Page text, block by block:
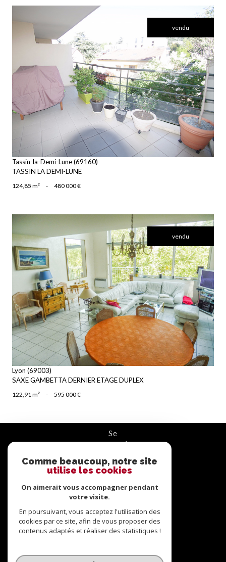
vendu
voir le bien
Tassin-la-Demi-Lune (69160)
TASSIN LA DEMI-LUNE
124,85 m² - 480 000 €
vendu
voir le bien
Lyon (69003)
SAXE GAMBETTA DERNIER ETAGE DUPLEX
122,91 m² - 595 000 €
se
connecter
ESPACE PROPRIÉTAIRE
nous
suivre
adhérons
Comme beaucoup, notre site
utilise les cookies
On aimerait vous accompagner pendant
votre visite.
En poursuivant, vous acceptez l'utilisation des
cookies par ce site, afin de vous proposer des
contenus adaptés et réaliser des statistiques !